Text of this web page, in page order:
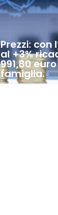
Prezzi: con
al +3%
991,80
famiglia.